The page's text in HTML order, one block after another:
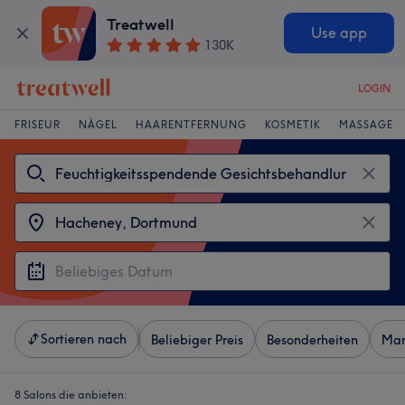
Treatwell
130K
Use app
LOGIN
FRISEUR NÄGEL HAARENTFERNUNG KOSMETIK MASSAGE
Sortieren nach Beliebiger Preis Besonderheiten
8 Salons die anbieten: